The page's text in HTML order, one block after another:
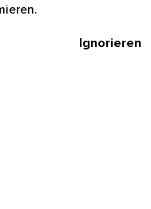
Ignorieren